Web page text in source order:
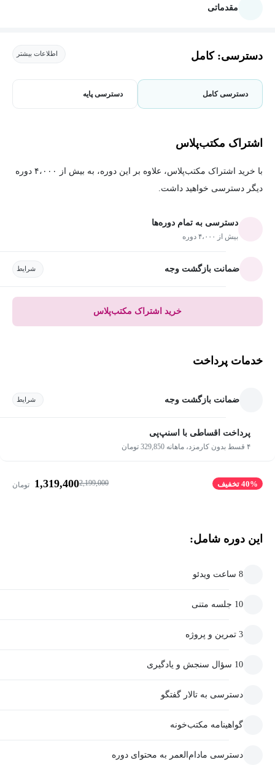
مقدماتی
دسترسی: کامل اطلاعات بیشتر
دسترسی کامل دسترسی پایه
اشتراک مکتب‌پلاس
با خرید اشتراک مکتب‌پلاس، علاوه بر این دوره، به بیش از ۴،۰۰۰ دوره
دیگر دسترسی خواهید داشت.
دسترسی به تمام دوره‌ها
بیش از ۴،۰۰۰ دوره
ضمانت بازگشت وجه شرایط
خرید اشتراک مکتب‌پلاس
خدمات پرداخت
ضمانت بازگشت وجه شرایط
پرداخت اقساطی با اسنپ‌پی
۴ قسط بدون کارمزد، ماهانه 329,850 تومان
40% تخفیف 2,199,000
1,319,400 تومان
این دوره شامل:
8 ساعت ویدئو
10 جلسه متنی
3 تمرین و پروژه
10 سؤال سنجش و یادگیری
دسترسی به تالار گفتگو
گواهینامه مکتب‌خونه
دسترسی مادام‌العمر به محتوای دوره